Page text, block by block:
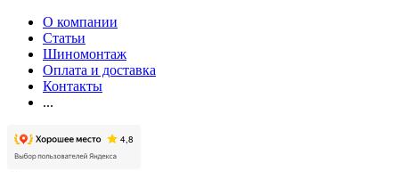
О компании
Статьи
Шиномонтаж
Оплата и доставка
Контакты
...